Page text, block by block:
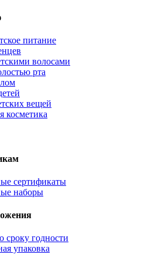
питание
волосами
рта
вещей
косметика
сертификаты
наборы
сроку годности
упаковка